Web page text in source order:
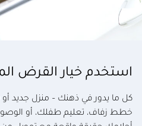
استخدم خيار القرض
كل ما يدور في ذهنك – منزل جديد أو
خطط زفاف، تعليم طفلك، أو